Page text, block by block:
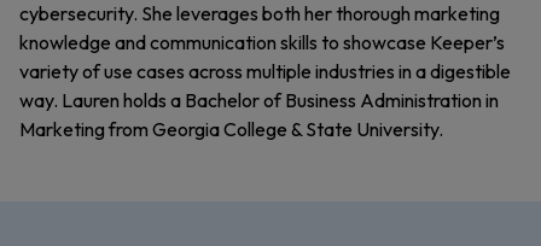
cybersecurity. She leverages both her thorough marketing
knowledge and communication skills to showcase Keeper’s
variety of use cases across multiple industries in a digestible
way. Lauren holds a Bachelor of Business Administration in
Marketing from Georgia College & State University.